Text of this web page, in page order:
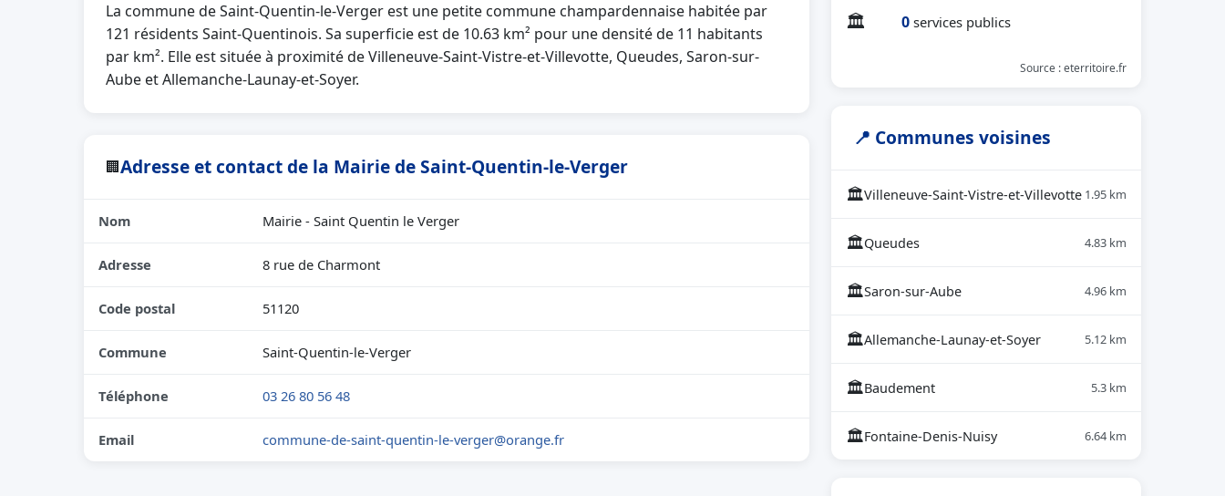
La commune de Saint-Quentin-le-Verger est une petite commune champardennaise habitée par
121 résidents Saint-Quentinois. Sa superficie est de 10.63 km² pour une densité de 11 habitants
par km². Elle est située à proximité de Villeneuve-Saint-Vistre-et-Villevotte, Queudes, Saron-sur-
Aube et Allemanche-Launay-et-Soyer.
🏢Adresse et contact de la Mairie de Saint-Quentin-le-Verger
Nom Mairie - Saint Quentin le Verger
Adresse 8 rue de Charmont
Code postal 51120
Commune Saint-Quentin-le-Verger
Téléphone 03 26 80 56 48
Email commune-de-saint-quentin-le-verger@orange.fr
🏛 0 services publics
Source : eterritoire.fr
📍 Communes voisines
🏛Villeneuve-Saint-Vistre-et-Villevotte 1.95 km
🏛Queudes 4.83 km
🏛Saron-sur-Aube 4.96 km
🏛Allemanche-Launay-et-Soyer 5.12 km
🏛Baudement 5.3 km
🏛Fontaine-Denis-Nuisy 6.64 km